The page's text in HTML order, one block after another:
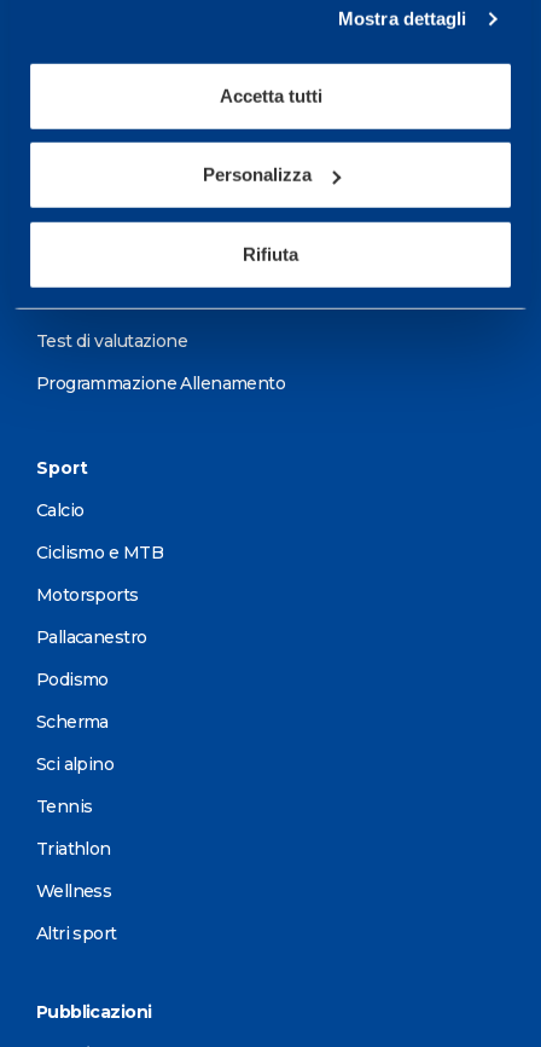
Mostra dettagli
Accetta tutti
Personalizza
Rifiuta
prestazione ed il
wellness.
Maggiori informazioni
Test di valutazione
Programmazione Allenamento
Sport
Calcio
Ciclismo e MTB
Motorsports
Pallacanestro
Podismo
Scherma
Sci alpino
Tennis
Triathlon
Wellness
Altri sport
Pubblicazioni